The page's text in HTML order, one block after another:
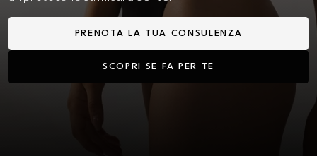
PRENOTA LA TUA CONSULENZA
SCOPRI SE FA PER TE